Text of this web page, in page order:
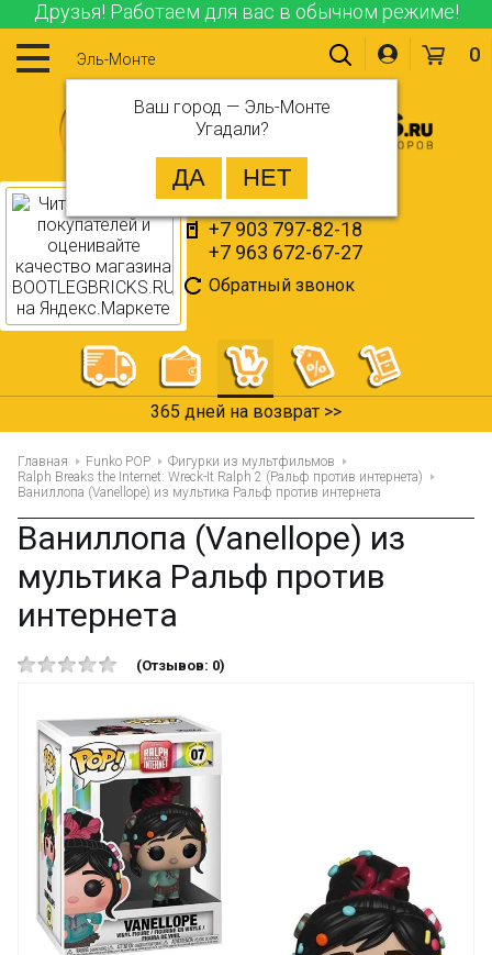
Друзья! Работаем для вас в обычном режиме!
Эль-Монте
Ваш город — Эль-Монте
Угадали?
+7 903 797-82-18
+7 963 672-67-27
Обратный звонок
0
365 дней на возврат >>
Главная Funko POP
Фигурки из мультфильмов
Ralph Breaks the Internet: Wreck-It Ralph 2 (Ральф против интернета)
Ваниллопа (Vanellope) из мультика Ральф против интернета
Ваниллопа (Vanellope) из
мультика Ральф против
интернета
(Отзывов: 0)